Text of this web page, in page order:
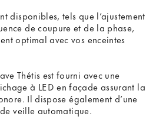
disponibles, tels que l’ajustement
de coupure et de la phase,
optimal avec vos enceintes
Thétis est fourni avec une
à LED en façade assurant la
Il dispose également d’une
veille automatique.